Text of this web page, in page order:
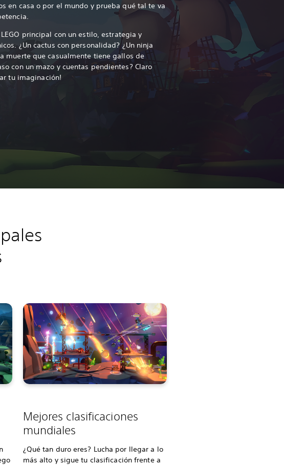
en casa o por el mundo y prueba qué tal te va
principal con un estilo, estrategia y
¿Un cactus con personalidad? ¿Un ninja
muerte que casualmente tiene gallos de
con un mazo y cuentas pendientes? Claro
tu imaginación!
Mejores clasificaciones
mundiales
¿Qué tan duro eres? Lucha por llegar a lo
más alto y sigue tu clasificación frente a